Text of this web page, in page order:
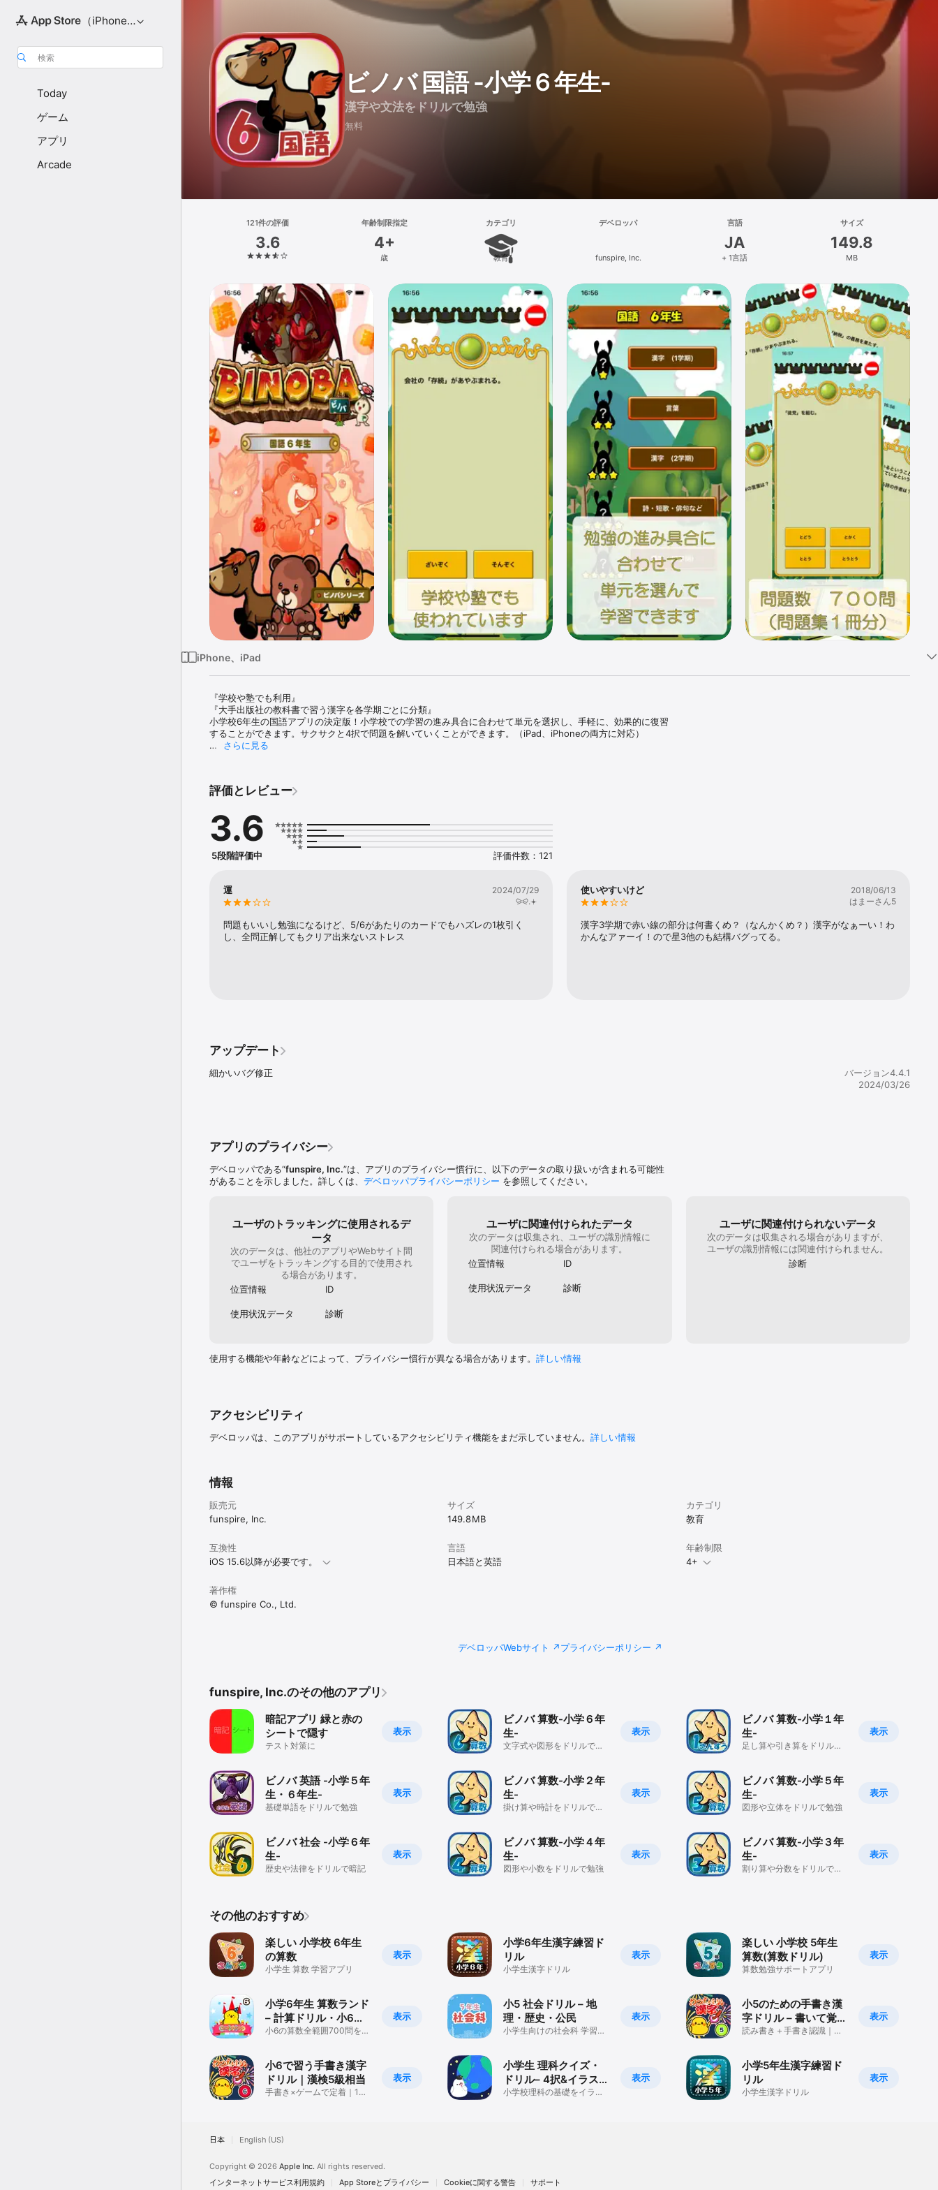
（iPhone向け）
検索
Today
ゲーム
アプリ
Arcade
ビノバ 国語 -小学６年生-
漢字や文法をドリルで勉強
無料
121件の評価
3.6
年齢制限指定
4+
歳
カテゴリ
教育
デベロッパ
funspire, Inc.
言語
JA
+ 1言語
サイズ
149.8
MB
iPhone、iPad
『学校や塾でも利用』
『大手出版社の教科書で習う漢字を各学期ごとに分類』
小学校6年生の国語アプリの決定版！小学校での学習の進み具合に合わせて単元を選択し、手軽に、効果的に復習
することができます。サクサクと4択で問題を解いていくことができます。（iPad、iPhoneの両方に対応）
【6年生の全範囲をカバー】
【単元を選んで勉強】
教科書の出版社ごとに学習する順番が異なりますが、子供自身が単元を選べるので大丈夫です。
【モンスターコレクション】
さらに見る
評価とレビュー
3.6
5段階評価中 評価件数：121
運
2024/07/29
⪩⪨.𖥔 ݁
問題もいいし勉強になるけど、5/6があたりのカードでもハズレの1枚引く
し、全問正解してもクリア出来ないストレス
使いやすいけど
2018/06/13
はまーさん5
漢字3学期で赤い線の部分は何書くめ？（なんかくめ？）漢字がなぁーい！わ
かんなアァーイ！ので星3他のも結構バグってる。
アップデート
細かいバグ修正
バージョン4.4.1
2024/03/26
アプリのプライバシー
デベロッパである“funspire, Inc.”は、アプリのプライバシー慣行に、以下のデータの取り扱いが含まれる可能性
があることを示しました。詳しくは、 デベロッパプライバシーポリシー を参照してください。
ユーザのトラッキングに使用されるデ
ータ
次のデータは、他社のアプリやWebサイト間
でユーザをトラッキングする目的で使用され
る場合があります。
位置情報
ID
使用状況データ 診断
ユーザに関連付けられたデータ
次のデータは収集され、ユーザの識別情報に
関連付けられる場合があります。
位置情報
ID
使用状況データ 診断
ユーザに関連付けられないデータ
次のデータは収集される場合がありますが、
ユーザの識別情報には関連付けられません。
診断
使用する機能や年齢などによって、プライバシー慣行が異なる場合があります。 詳しい情報
アクセシビリティ
デベロッパは、このアプリがサポートしているアクセシビリティ機能をまだ示していません。 詳しい情報
情報
販売元
funspire, Inc.
サイズ
149.8 MB
カテゴリ
教育
互換性
iOS 15.6以降が必要です。
言語
日本語と英語
年齢制限
4+
著作権
© funspire Co., Ltd.
デベロッパWebサイト プライバシーポリシー
funspire, Inc.のその他のアプリ
表示
暗記アプリ 緑と赤の
シートで隠す
テスト対策に
表示
ビノバ 英語 -小学５年
生・６年生-
基礎単語をドリルで勉強
表示
ビノバ 社会 -小学６年
生-
歴史や法律をドリルで暗記
表示
ビノバ 算数-小学６年
生-
文字式や図形をドリルで勉
表示
ビノバ 算数-小学２年
生-
掛け算や時計をドリルで勉
表示
ビノバ 算数-小学４年
生-
図形や小数をドリルで勉強
表示
ビノバ 算数-小学１年
生-
足し算や引き算をドリルで
表示
ビノバ 算数-小学５年
生-
図形や立体をドリルで勉強
表示
ビノバ 算数-小学３年
生-
割り算や分数をドリルで勉
その他のおすすめ
表示
楽しい 小学校 6年生
の算数
小学生 算数 学習アプリ
表示
小学6年生 算数ランド
– 計算ドリル・小6算
数学習アプリ
小6の算数全範囲700問を楽
表示
小6で習う手書き漢字
ドリル｜漢検5級相当
手書き×ゲームで定着｜191
表示
小学6年生漢字練習ド
リル
小学生漢字ドリル
表示
小5 社会ドリル – 地
理・歴史・公民
小学生向けの社会科 学習・
表示
小学生 理科クイズ・
ドリル– 4択&イラス
ト解説で楽しく学習
小学校理科の基礎をイラス
表示
楽しい 小学校 5年生
算数(算数ドリル)
算数勉強サポートアプリ
表示
小5のための手書き漢
字ドリル – 書いて覚え
る漢検6
読み書き＋手書き認識｜間
表示
小学5年生漢字練習ド
リル
小学生漢字ドリル
日本 English (US)
Copyright © 2026 Apple Inc. All rights reserved.
インターネットサービス利用規約
App Storeとプライバシー Cookieに関する警告 サポート